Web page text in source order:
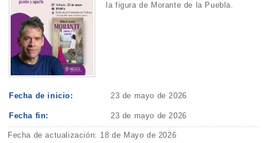
la figura de Morante de la Puebla.
Fecha de inicio: 23 de mayo de 2026
Fecha fin: 23 de mayo de 2026
Fecha de actualización: 18 de Mayo de 2026